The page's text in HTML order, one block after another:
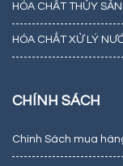
HÓA CHẤT THỦY SẢN
HÓA CHẤT XỬ LÝ
CHÍNH SÁCH
Chính Sách mua